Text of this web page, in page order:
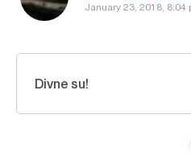
January 23, 2018, 8:04
Divne su!